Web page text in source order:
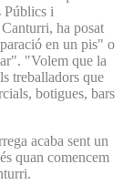
Públics i
ha posat
en un pis" o
"Volem que la
treballadors que
botigues, bars
acaba sent un
quan comencem